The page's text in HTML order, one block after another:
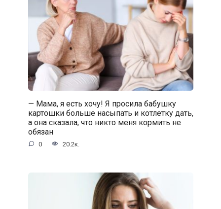
— Мама, я есть хочу! Я просила бабушку
картошки больше насыпать и котлетку дать,
а она сказала, что никто меня кормить не
обязан
0 20.2к.